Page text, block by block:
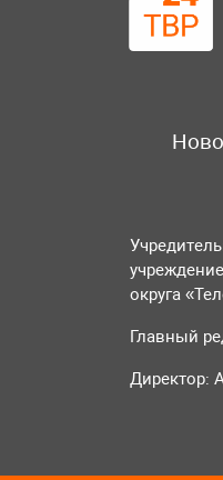
округа
Главный
Директор: